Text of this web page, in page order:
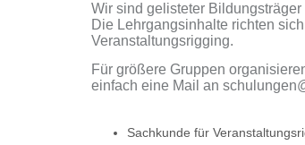
Wir sind gelisteter
Die Lehrgangsinhalte richten
Veranstaltungsrigging.
Für größere Gruppen
einfach eine Mail an
Sachkunde für